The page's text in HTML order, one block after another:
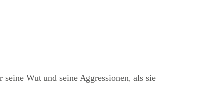
Wut und seine Aggressionen, als sie